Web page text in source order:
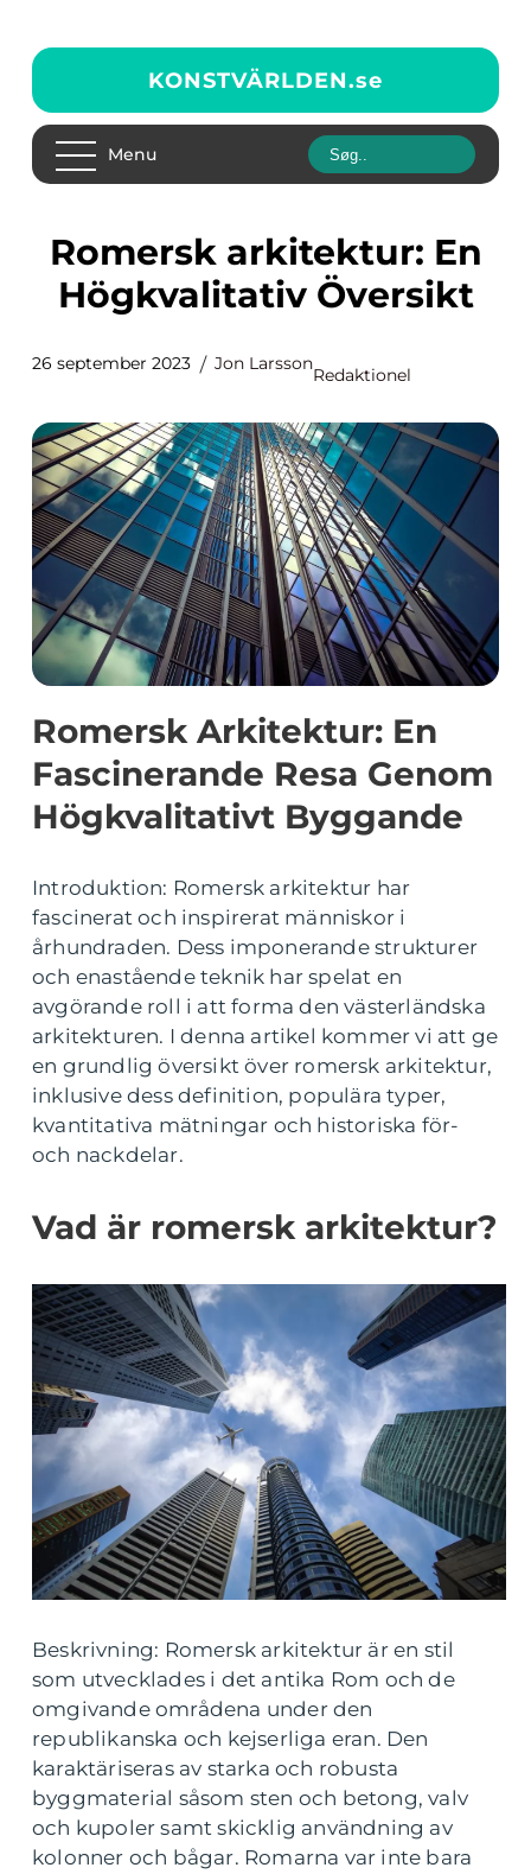
KONSTVÄRLDEN.se
Menu
Romersk arkitektur: En
Högkvalitativ Översikt
26 september 2023 Jon Larsson
Redaktionel
Romersk Arkitektur: En
Fascinerande Resa Genom
Högkvalitativt Byggande
Introduktion: Romersk arkitektur har
fascinerat och inspirerat människor i
århundraden. Dess imponerande strukturer
och enastående teknik har spelat en
avgörande roll i att forma den västerländska
arkitekturen. I denna artikel kommer vi att ge
en grundlig översikt över romersk arkitektur,
inklusive dess definition, populära typer,
kvantitativa mätningar och historiska för-
och nackdelar.
Vad är romersk arkitektur?
Beskrivning: Romersk arkitektur är en stil
som utvecklades i det antika Rom och de
omgivande områdena under den
republikanska och kejserliga eran. Den
karaktäriseras av starka och robusta
byggmaterial såsom sten och betong, valv
och kupoler samt skicklig användning av
kolonner och bågar. Romarna var inte bara